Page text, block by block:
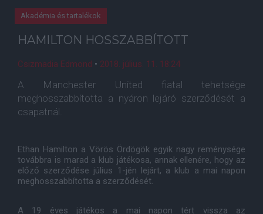
Akadémia és tartalékok
HAMILTON HOSSZABBÍTOTT
Csizmadia Edmond • 2018. július. 11. 18:24
A Manchester United fiatal tehetsége
meghosszabbította a nyáron lejáró szerződését a
csapatnál.
Ethan Hamilton a Vörös Ördögök egyik nagy reménysége
továbbra is marad a klub játékosa, annak ellenére, hogy az
előző szerződése július 1-jén lejárt, a klub a mai napon
meghosszabbította a szerződését.
A 19 éves játékos a mai napon tért vissza az